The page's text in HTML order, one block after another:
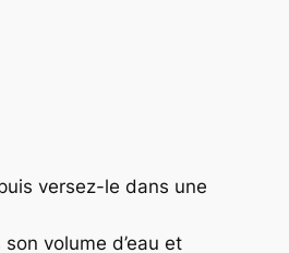
versez-le dans une
volume d’eau et